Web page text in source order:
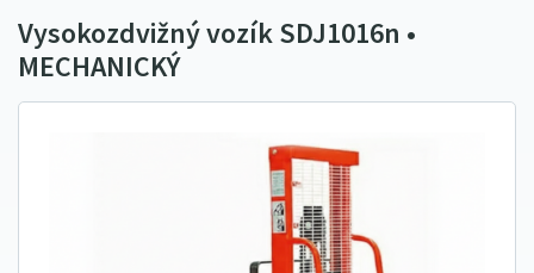
Vysokozdvižný vozík SDJ1016n •
MECHANICKÝ